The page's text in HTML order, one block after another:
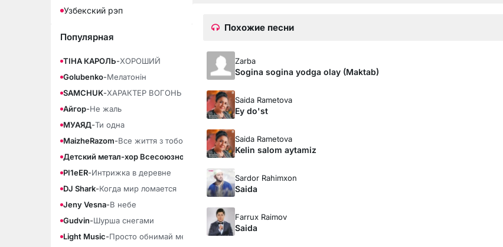
Узбекский рэп
Популярная
ТІНА КАРОЛЬ-ХОРОШИЙ
Golubenko-Мелатонін
SAMCHUK-ХАРАКТЕР ВОГОНЬ
Айгор-Не жаль
МУАЯД-Ти одна
MaizheRazom-Все життя з тобою
Детский метал-хор Всесоюзного радио-Возвращение в Сайлент Хилл
PI1eER-Интрижка в деревне
DJ Shark-Когда мир ломается
Jeny Vesna-В небе
Gudvin-Шурша снегами
Light Music-Просто обнимай меня крепче
Похожие песни
Zarba
Sogina sogina yodga olay (Maktab)
Saida Rametova
Ey do'st
Saida Rametova
Kelin salom aytamiz
Sardor Rahimxon
Saida
Farrux Raimov
Saida